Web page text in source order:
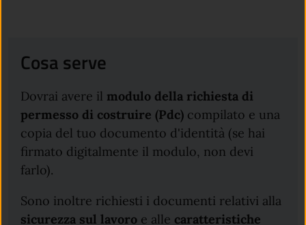
Cosa serve
Dovrai avere il modulo della richiesta di
permesso di costruire (Pdc) compilato e una
copia del tuo documento d'identità (se hai
firmato digitalmente il modulo, non devi
farlo).
Sono inoltre richiesti i documenti relativi alla
sicurezza sul lavoro e alle caratteristiche